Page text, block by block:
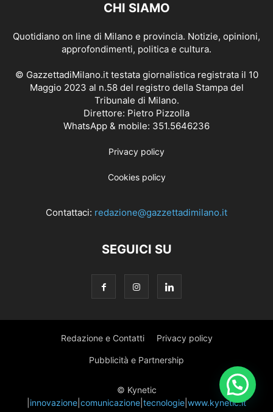
CHI SIAMO
Quotidiano on line di Milano e provincia. Notizie, opinioni,
approfondimenti, politica e cultura.
© GazzettadiMilano.it testata giornalistica registrata il 10
Maggio 2023 al n.58 del registro della Stampa del
Tribunale di Milano.
Direttore: Pietro Pizzolla
WhatsApp & mobile: 351.5646236
Privacy policy
Cookies policy
Contattaci: redazione@gazzettadimilano.it
SEGUICI SU
Redazione e Contatti Privacy policy
Pubblicità e Partnership
© Kynetic
innovazione comunicazione tecnologie www.kynetic.it